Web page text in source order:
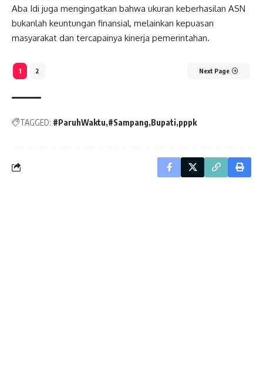
Aba Idi juga mengingatkan bahwa ukuran keberhasilan ASN
bukanlah keuntungan finansial, melainkan kepuasan
masyarakat dan tercapainya kinerja pemerintahan.
1 2 Next Page
TAGGED: #ParuhWaktu #Sampang Bupati pppk